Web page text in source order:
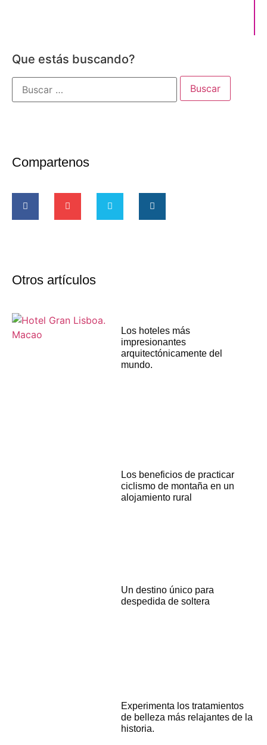
Que estás buscando?
Compartenos
Otros artículos
Los hoteles más
impresionantes
arquitectónicamente del
mundo.
Los beneficios de practicar
ciclismo de montaña en un
alojamiento rural
Un destino único para
despedida de soltera
Experimenta los tratamientos
de belleza más relajantes de la
historia.